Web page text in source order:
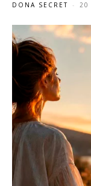
DONA SECRET - 20